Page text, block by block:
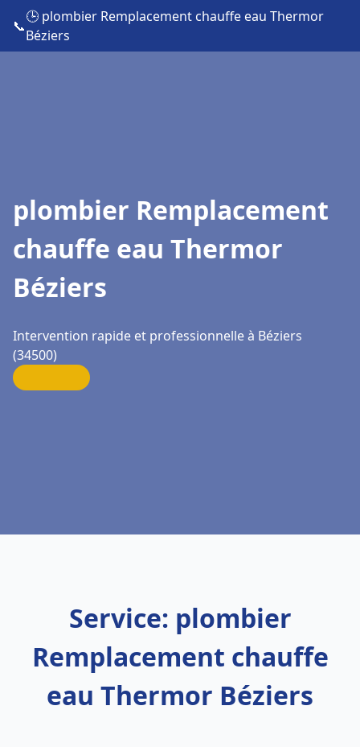
📞
🕒 plombier Remplacement chauffe eau Thermor
Béziers
plombier Remplacement
chauffe eau Thermor
Béziers
Intervention rapide et professionnelle à Béziers
(34500)
Service: plombier
Remplacement chauffe
eau Thermor Béziers